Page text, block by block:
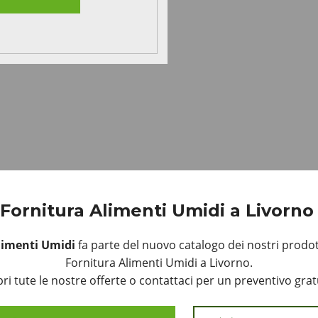
Fornitura Alimenti Umidi a Livorno
Umidi fa parte del nuovo catalogo dei nostri
Fornitura Alimenti Umidi a Livorno.
tute le nostre offerte o contattaci per un preventivo